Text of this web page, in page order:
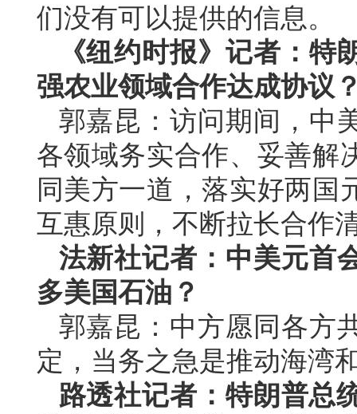
们没有可以提供的信息。
《纽约时报》记者：
强农业领域合作达成协议
郭嘉昆：访问期间，中
各领域务实合作、妥善解
同美方一道，落实好两国
互惠原则，不断拉长合作
法新社记者：中美元首
多美国石油？
郭嘉昆：中方愿同各方
定，当务之急是推动海湾
路透社记者：特朗普总